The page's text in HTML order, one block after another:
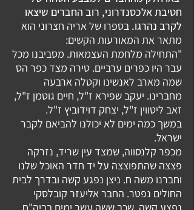
חטיבת אלכסנדרוני, רוב החברים שיצאו
לקרב נהרגו. בספרו של אריה חצרוני הוא
מתאר את המאורעות הקשים:
"התחילה מלחמת העצמאות. מסביבנו מכל
עבר היו כפרים ערביים. טירה מצד כפר הס
שמה מארב לאנשינו וקטלה ארבעה
מחברינו. יעקב שפירא ז"ל, חיים גוטמן ז"ל,
זאב ליטווין ז"ל, יצחק דוידוביץ ז"ל.
במשך כמה ימים לא יכולנו להביאם לקבר
ישראל.
מכפר קלנסווה, שמצד עין שריד, נזרקה
פצצה שהתפוצצה על יד חדר האוכל שלנו
וחברנו משה ח. ניצן נפגע קשה ובדרך לבית
החולים נפטר. החבר אליעזר קובלסקי